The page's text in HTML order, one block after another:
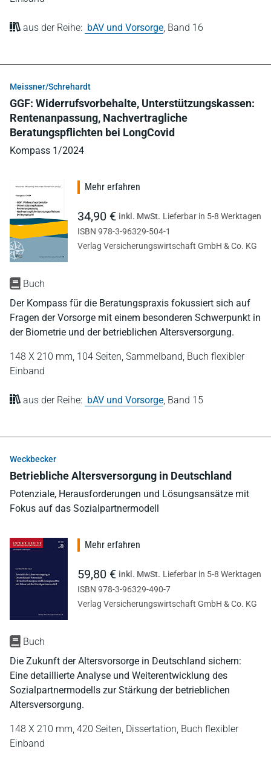
aus der Reihe: bAV und Vorsorge Band 16
Meissner/Schrehardt
GGF: Widerrufsvorbehalte, Unterstützungskassen:
Rentenanpassung, Nachvertragliche
Beratungspflichten bei LongCovid
Kompass 1/2024
Buch
Der Kompass für die Beratungspraxis fokussiert sich auf
Fragen der Vorsorge mit einem besonderen Schwerpunkt in
der Biometrie und der betrieblichen Altersversorgung.
148 X 210 mm, 104 Seiten, Sammelband, Buch flexibler
Einband
aus der Reihe: bAV und Vorsorge Band 15
Mehr erfahren
34,90 € inkl. MwSt. Lieferbar in 5-8 Werktagen
ISBN 978-3-96329-504-1
Verlag Versicherungswirtschaft GmbH & Co. KG
Weckbecker
Betriebliche Altersversorgung in Deutschland
Potenziale, Herausforderungen und Lösungsansätze mit
Fokus auf das Sozialpartnermodell
Buch
Die Zukunft der Altersvorsorge in Deutschland sichern:
Eine detaillierte Analyse und Weiterentwicklung des
Sozialpartnermodells zur Stärkung der betrieblichen
Altersversorgung.
148 X 210 mm, 420 Seiten, Dissertation, Buch flexibler
Einband
Mehr erfahren
59,80 € inkl. MwSt. Lieferbar in 5-8 Werktagen
ISBN 978-3-96329-490-7
Verlag Versicherungswirtschaft GmbH & Co. KG